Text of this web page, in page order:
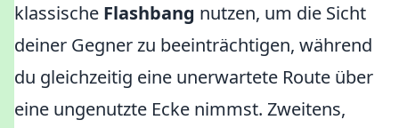
klassische Flashbang nutzen, um die Sicht
deiner Gegner zu beeinträchtigen, während
du gleichzeitig eine unerwartete Route über
eine ungenutzte Ecke nimmst. Zweitens,